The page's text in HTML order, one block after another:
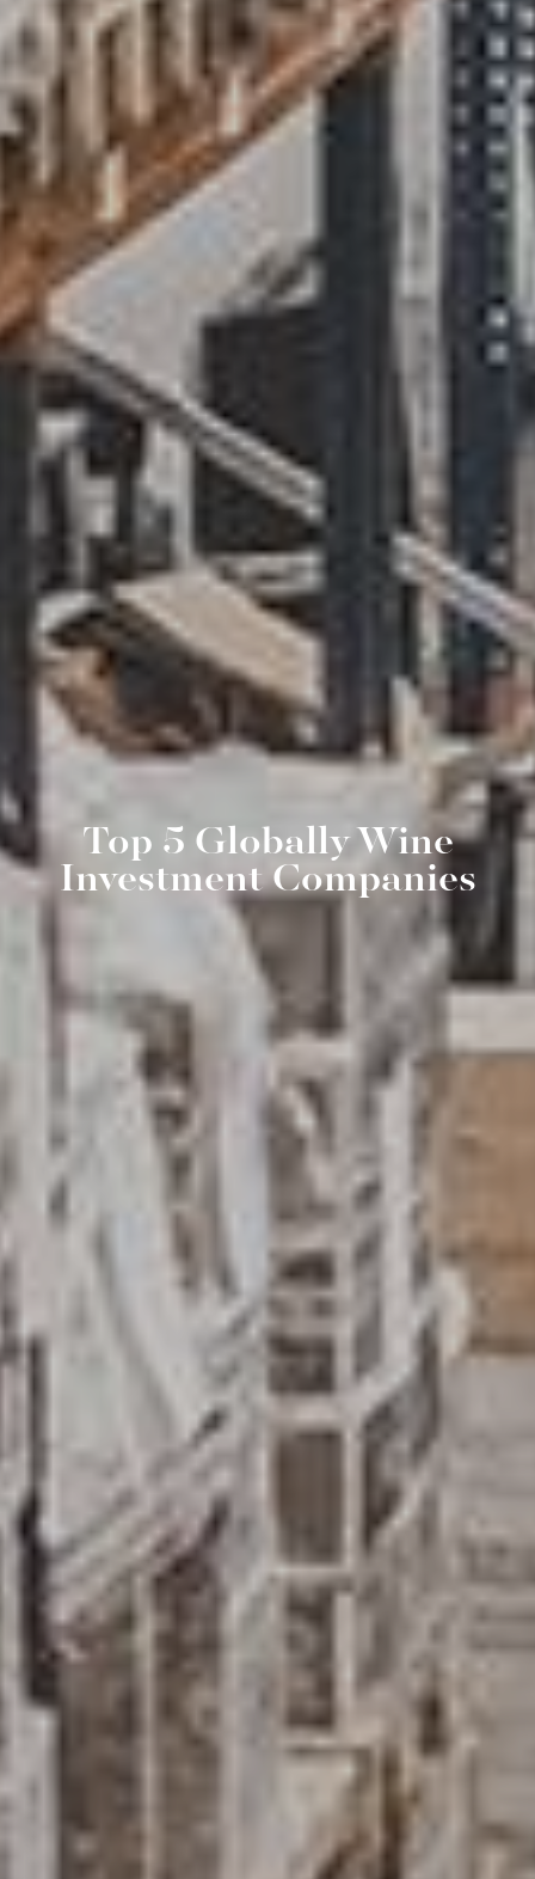
Top 5 Globally Wine
Investment Companies